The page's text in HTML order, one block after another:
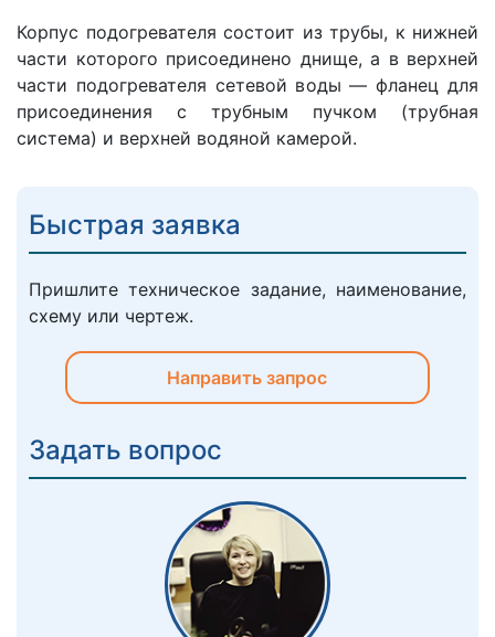
Корпус подогревателя состоит из трубы, к нижней
части которого присоединено днище, а в верхней
части подогревателя сетевой воды — фланец для
присоединения с трубным пучком (трубная
система) и верхней водяной камерой.
Быстрая заявка
Пришлите техническое задание, наименование,
схему или чертеж.
Направить запрос
Задать вопрос